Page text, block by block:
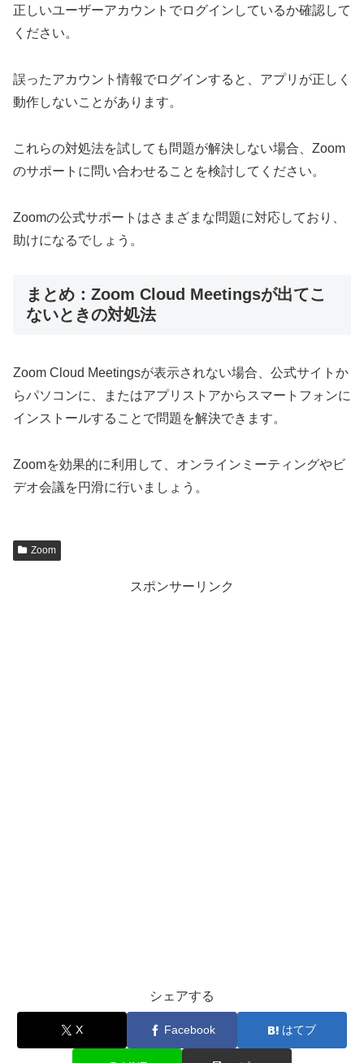
正しいユーザーアカウントでログインしているか確認して
ください。
誤ったアカウント情報でログインすると、アプリが正しく
動作しないことがあります。
これらの対処法を試しても問題が解決しない場合、Zoom
のサポートに問い合わせることを検討してください。
Zoomの公式サポートはさまざまな問題に対応しており、
助けになるでしょう。
まとめ：Zoom Cloud Meetingsが出てこ
ないときの対処法
Zoom Cloud Meetingsが表示されない場合、公式サイトか
らパソコンに、またはアプリストアからスマートフォンに
インストールすることで問題を解決できます。
Zoomを効果的に利用して、オンラインミーティングやビ
デオ会議を円滑に行いましょう。
Zoom
スポンサーリンク
シェアする
X Facebook はてブ